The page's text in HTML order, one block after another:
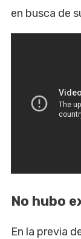
en busca de
No hubo
En la previa